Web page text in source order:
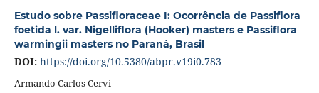
Estudo sobre Passifloraceae I: Ocorrência de Passiflora
foetida l. var. Nigelliflora (Hooker) masters e Passiflora
warmingii masters no Paraná, Brasil
DOI: https://doi.org/10.5380/abpr.v19i0.783
Armando Carlos Cervi